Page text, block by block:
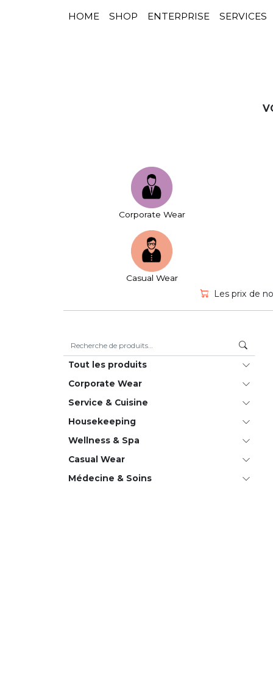
NAVIGATION PRINCIPALE
HOME SHOP ENTERPRISE SERVICES
Corporate Wear
Casual Wear
Les prix de
Tout les produits
Corporate Wear
Service & Cuisine
House­keeping
Wellness & Spa
Casual Wear
Médecine & Soins